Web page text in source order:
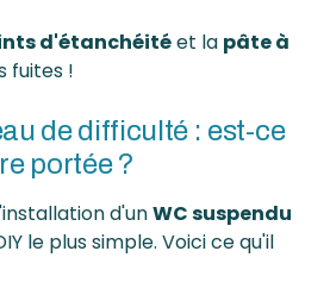
d'étanchéitéet la pâte à
fuites !
de difficulté : est-ce
portée ?
d'unWC suspendu
le plus simple. Voici ce qu'il